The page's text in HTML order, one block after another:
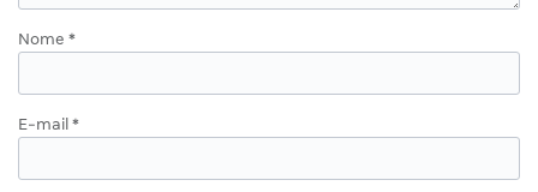
Nome *
E-mail *